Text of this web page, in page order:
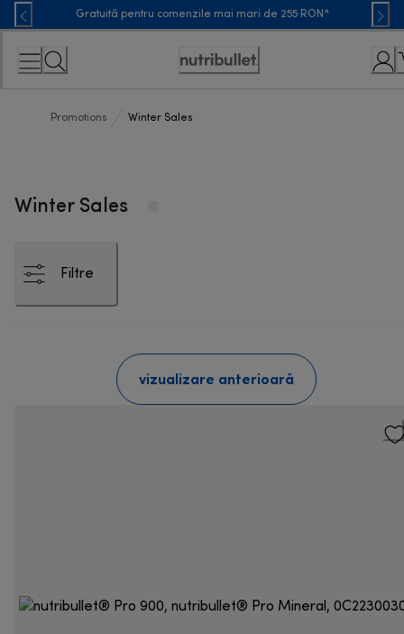
Skip
to
Content
Gratuită pentru comenzile mai mari de 255 RON*
Accessibility
Promotions Winter Sales
Winter Sales
Filtre
vizualizare anterioară